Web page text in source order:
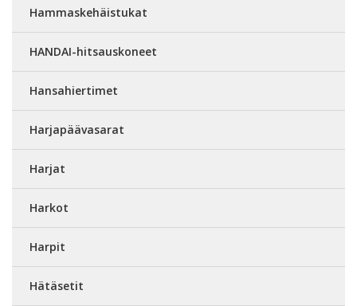
Hammaskehäistukat
HANDAI-hitsauskoneet
Hansahiertimet
Harjapäävasarat
Harjat
Harkot
Harpit
Hätäsetit